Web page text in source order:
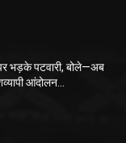
भड़के पटवारी, बोले—अब
आंदोलन…